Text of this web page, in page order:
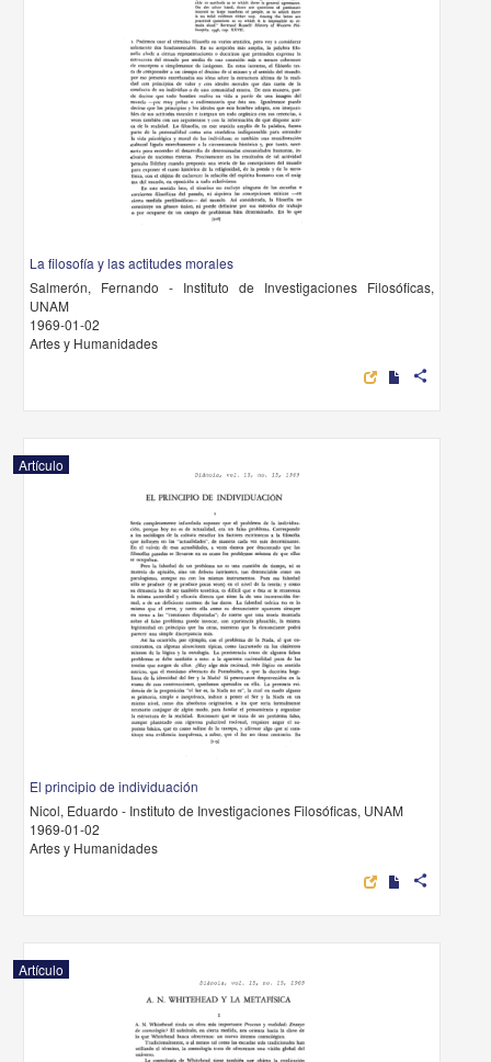
La filosofía y las actitudes morales
Salmerón, Fernando - Instituto de Investigaciones Filosóficas,
UNAM
1969-01-02
Artes y Humanidades
share
Artículo
El principio de individuación
Nicol, Eduardo - Instituto de Investigaciones Filosóficas, UNAM
1969-01-02
Artes y Humanidades
share
Artículo